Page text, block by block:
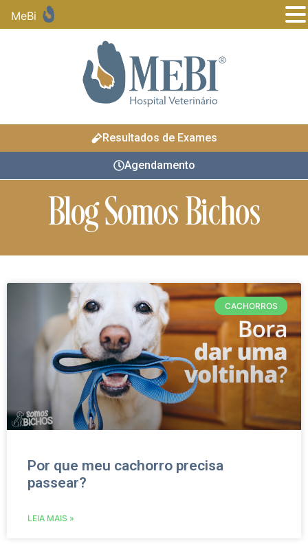
Resultados de Exames
Agendamento
Blog Somos Bichos
CACHORROS
Por que meu cachorro precisa
passear?
LEIA MAIS »
MeBi